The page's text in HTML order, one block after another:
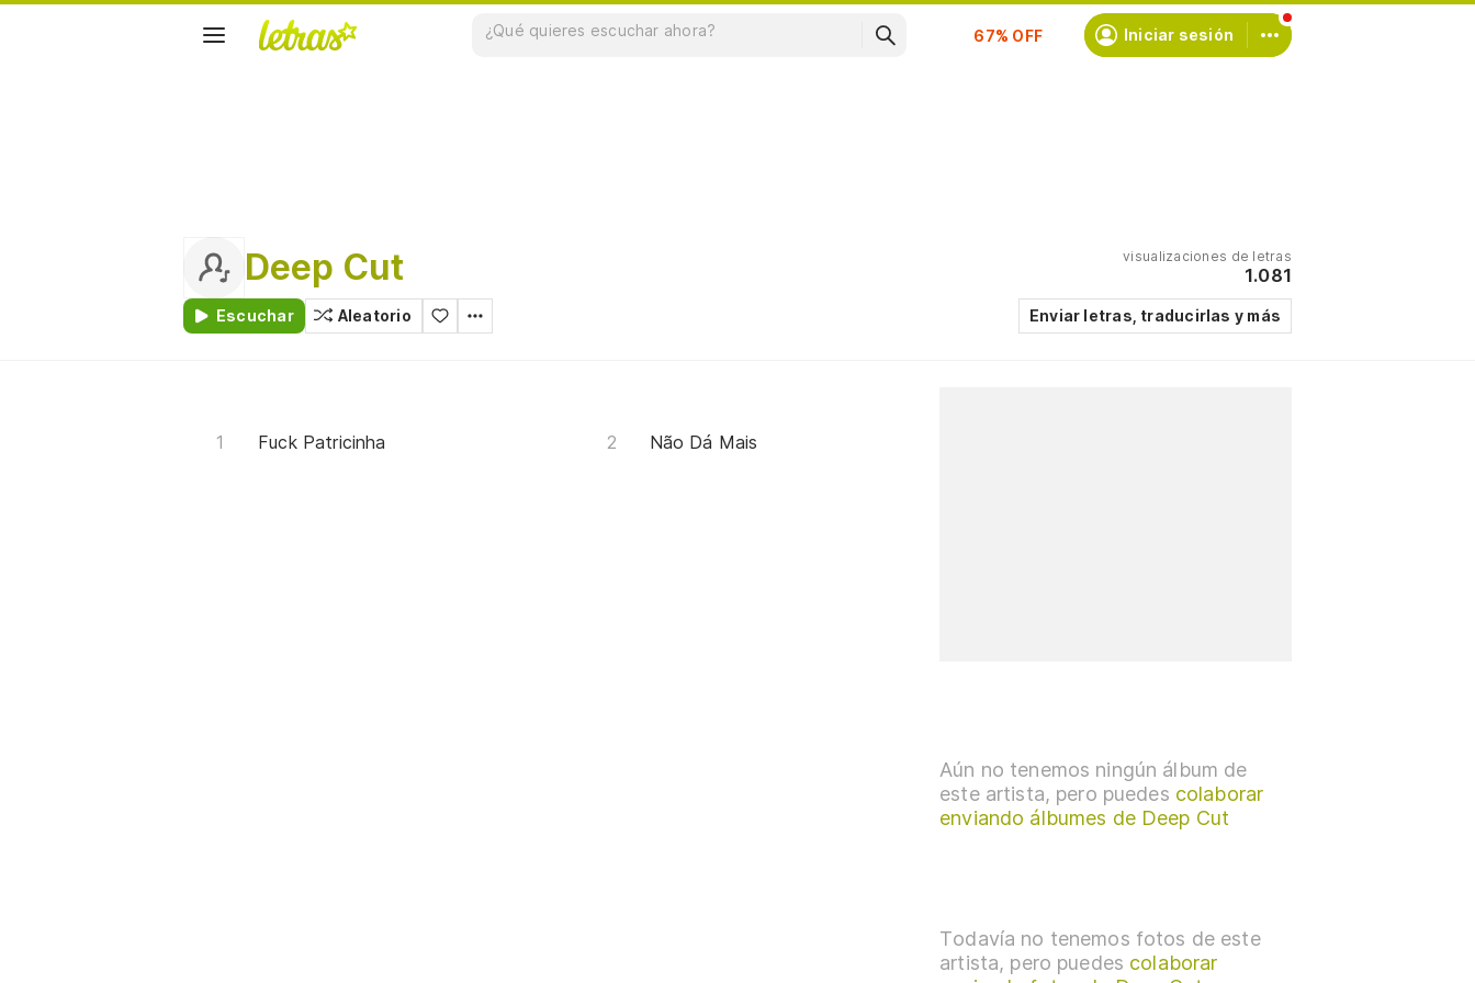
Suscríbete Iniciar sesión
Deep Cut
Escuchar Aleatorio
visualizaciones de letras
1.081
Enviar letras, traducirlas y más
Fuck Patricinha Não Dá Mais
Aún no tenemos ningún álbum de
este artista, pero puedes colaborar
enviando álbumes de Deep Cut
Todavía no tenemos fotos de este
artista, pero puedes colaborar